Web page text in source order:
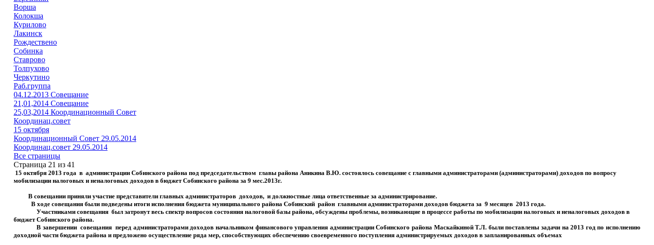
Ворша
Колокша
Курилово
Лакинск
Рождествено
Собинка
Ставрово
Толпухово
Черкутино
Раб.группа
04.12.2013 Совещание
21,01,2014 Совещание
25,03,2014 Координационный Совет
Координац.совет
15 октября
Координационный Совет 29.05.2014
Координац.совет 29.05.2014
Все страницы
Страница 21 из 41
15 октября 2013 года в администрации Собинского района под председательством главы района Аникина В.Ю. состоялось совещание с главными администраторами (администраторами) доходов по вопросу
мобилизации налоговых и неналоговых доходов в бюджет Собинского района за 9 мес.2013г.
В совещании приняли участие представители главных администраторов доходов, и должностные лица ответственные за администрирование.
В ходе совещания были подведены итоги исполнения бюджета муниципального района Собинский район главными администраторами доходов бюджета за 9 месяцев 2013 года.
Участниками совещания был затронут весь спектр вопросов состояния налоговой базы района, обсуждены проблемы, возникающие в процессе работы по мобилизации налоговых и неналоговых доходов в
бюджет Собинского района.
В завершении совещания перед администраторами доходов начальником финансового управления администрации Собинского района Маскайкиной Т.Л. были поставлены задачи на 2013 год по исполнению
доходной части бюджета района и предложено осуществление ряда мер, способствующих обеспечению своевременного поступления администрируемых доходов в запланированных объемах